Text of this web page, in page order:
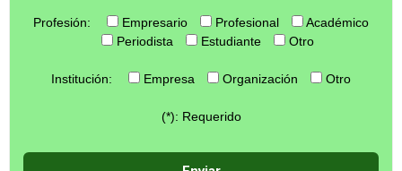
Profesión: Empresario Profesional
Académico
Periodista
Estudiante Otro
Institución: Empresa Organización Otro
(*): Requerido